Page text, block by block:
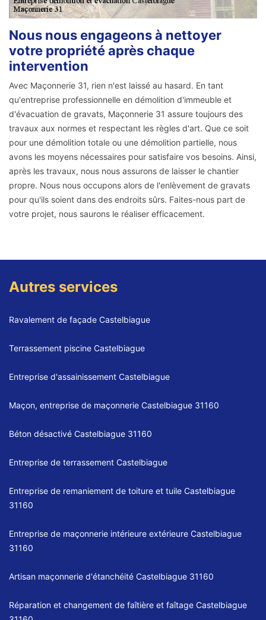
Nous nous engageons à nettoyer
votre propriété après chaque
intervention
Avec Maçonnerie 31, rien n'est laissé au hasard. En tant
qu'entreprise professionnelle en démolition d'immeuble et
d'évacuation de gravats, Maçonnerie 31 assure toujours des
travaux aux normes et respectant les règles d'art. Que ce soit
pour une démolition totale ou une démolition partielle, nous
avons les moyens nécessaires pour satisfaire vos besoins. Ainsi,
après les travaux, nous nous assurons de laisser le chantier
propre. Nous nous occupons alors de l'enlèvement de gravats
pour qu'ils soient dans des endroits sûrs. Faites-nous part de
votre projet, nous saurons le réaliser efficacement.
Autres services
Ravalement de façade Castelbiague
Terrassement piscine Castelbiague
Entreprise d'assainissement Castelbiague
Maçon, entreprise de maçonnerie Castelbiague 31160
Béton désactivé Castelbiague 31160
Entreprise de terrassement Castelbiague
Entreprise de remaniement de toiture et tuile Castelbiague
31160
Entreprise de maçonnerie intérieure extérieure Castelbiague
31160
Artisan maçonnerie d'étanchéité Castelbiague 31160
Réparation et changement de faîtière et faîtage Castelbiague